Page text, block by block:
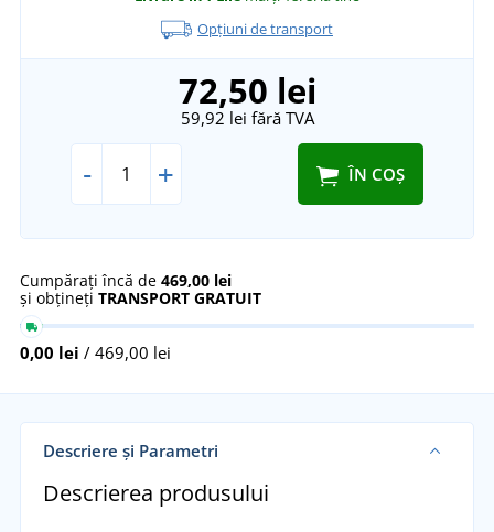
Opțiuni de transport
72,50 lei
59,92 lei fără TVA
- + ÎN COȘ
Cumpărați încă de 469,00 lei
și obțineți TRANSPORT GRATUIT
0,00 lei / 469,00 lei
Descriere și Parametri
Descrierea produsului